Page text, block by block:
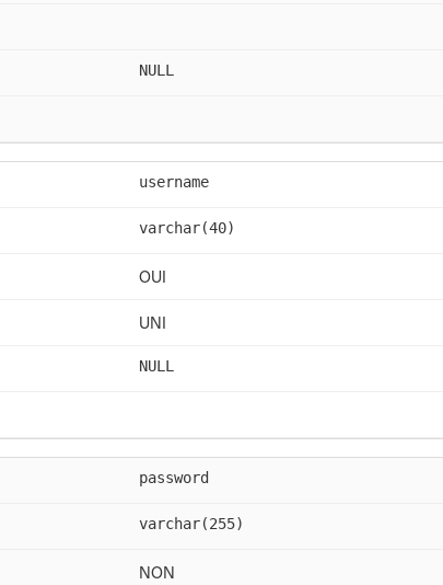
NULL
username
varchar(40)
OUI
UNI
NULL
password
varchar(255)
NON